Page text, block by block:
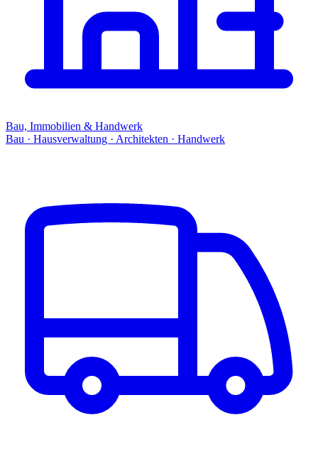
Bau, Immobilien & Handwerk
Bau · Hausverwaltung · Architekten · Handwerk